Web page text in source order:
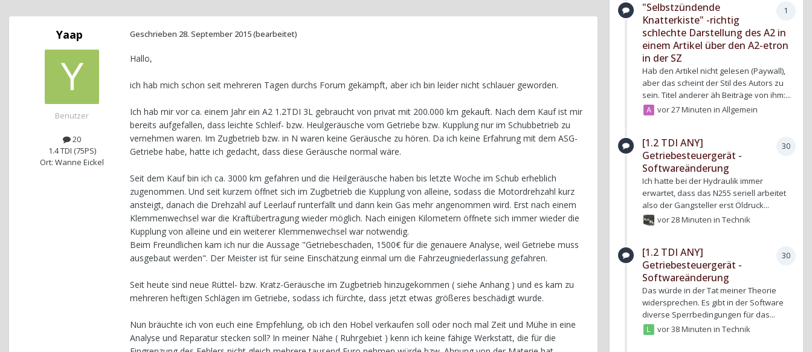
Yaap
Benutzer
20
1.4 TDI (75PS)
Ort: Wanne Eickel
Geschrieben 28. September 2015(bearbeitet)
Hallo,
ich hab mich schon seit mehreren Tagen durchs Forum gekämpft, aber ich bin leider nicht schlauer geworden.
Ich hab mir vor ca. einem Jahr ein A2 1.2TDI 3L gebraucht von privat mit 200.000 km gekauft. Nach dem Kauf ist mir
bereits aufgefallen, dass leichte Schleif- bzw. Heulgeräusche vom Getriebe bzw. Kupplung nur im Schubbetrieb zu
vernehmen waren. Im Zugbetrieb bzw. in N waren keine Geräusche zu hören. Da ich keine Erfahrung mit dem ASG-
Getriebe habe, hatte ich gedacht, dass diese Geräusche normal wäre.
Seit dem Kauf bin ich ca. 3000 km gefahren und die Heilgeräusche haben bis letzte Woche im Schub erheblich
zugenommen. Und seit kurzem öffnet sich im Zugbetrieb die Kupplung von alleine, sodass die Motordrehzahl kurz
ansteigt, danach die Drehzahl auf Leerlauf runterfällt und dann kein Gas mehr angenommen wird. Erst nach einem
Klemmenwechsel war die Kraftübertragung wieder möglich. Nach einigen Kilometern öffnete sich immer wieder die
Kupplung von alleine und ein weiterer Klemmenwechsel war notwendig.
Beim Freundlichen kam ich nur die Aussage "Getriebeschaden, 1500€ für die genauere Analyse, weil Getriebe muss
ausgebaut werden". Der Meister ist für seine Einschätzung einmal um die Fahrzeugniederlassung gefahren.
Seit heute sind neue Rüttel- bzw. Kratz-Geräusche im Zugbetrieb hinzugekommen ( siehe Anhang ) und es kam zu
mehreren heftigen Schlägen im Getriebe, sodass ich fürchte, dass jetzt etwas größeres beschädigt wurde.
Nun bräuchte ich von euch eine Empfehlung, ob ich den Hobel verkaufen soll oder noch mal Zeit und Mühe in eine
Analyse und Reparatur stecken soll? In meiner Nähe ( Ruhrgebiet ) kenn ich keine fähige Werkstatt, die für die
1
"Selbstzündende
Knatterkiste" -richtig
schlechte Darstellung des A2 in
einem Artikel über den A2-etron
in der SZ
Hab den Artikel nicht gelesen (Paywall),
aber das scheint der Stil des Autors zu
sein. Titel anderer äh Beiträge von ihm:...
vor 27 MinuteninAllgemein
30
[1.2 TDI ANY]
Getriebesteuergerät -
Softwareänderung
Ich hatte bei der Hydraulik immer
erwartet, dass das N255 seriell arbeitet
also der Gangsteller erst Öldruck...
vor 28 MinuteninTechnik
30
[1.2 TDI ANY]
Getriebesteuergerät -
Softwareänderung
Das würde in der Tat meiner Theorie
widersprechen. Es gibt in der Software
diverse Sperrbedingungen für das...
vor 38 MinuteninTechnik